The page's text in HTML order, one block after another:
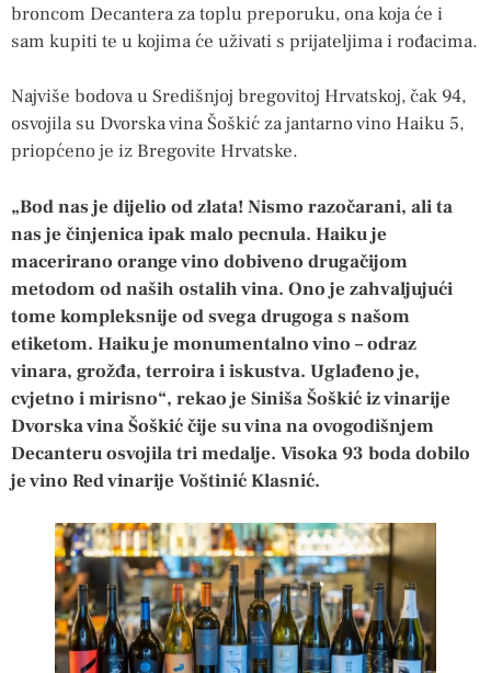
broncom Decantera za toplu preporuku, ona koja će i
sam kupiti te u kojima će uživati s prijateljima i rođacima.
Najviše bodova u Središnjoj bregovitoj Hrvatskoj, čak 94,
osvojila su Dvorska vina Šoškić za jantarno vino Haiku 5,
priopćeno je iz Bregovite Hrvatske.
„Bod nas je dijelio od zlata! Nismo razočarani, ali ta
nas je činjenica ipak malo pecnula. Haiku je
macerirano orange vino dobiveno drugačijom
metodom od naših ostalih vina. Ono je zahvaljujući
tome kompleksnije od svega drugoga s našom
etiketom. Haiku je monumentalno vino – odraz
vinara, grožđa, terroira i iskustva. Uglađeno je,
cvjetno i mirisno“, rekao je Siniša Šoškić iz vinarije
Dvorska vina Šoškić čije su vina na ovogodišnjem
Decanteru osvojila tri medalje. Visoka 93 boda dobilo
je vino Red vinarije Voštinić Klasnić.